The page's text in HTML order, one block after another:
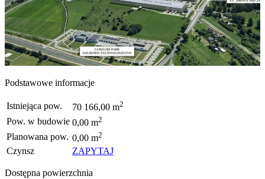
Podstawowe informacje
Istniejąca pow. 70 166,00 m2
Pow. w budowie 0,00 m2
Planowana pow. 0,00 m2
Czynsz ZAPYTAJ
Dostępna powierzchnia